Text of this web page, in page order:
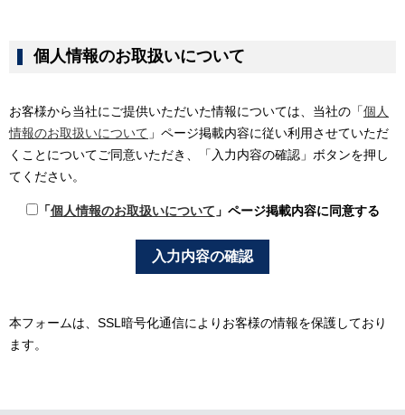
個人情報のお取扱いについて
お客様から当社にご提供いただいた情報については、当社の「個人
情報のお取扱いについて 」ページ掲載内容に従い利⽤させていただ
くことについてご同意いただき、「入力内容の確認」ボタンを押し
てください。
「個人情報のお取扱いについて 」ページ掲載内容に同意する
本フォームは、SSL暗号化通信によりお客様の情報を保護しており
ます。